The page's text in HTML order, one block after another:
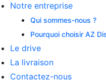
Notre entreprise
Qui sommes-nous ?
Pourquoi choisir AZ
Le drive
La livraison
Contactez-nous